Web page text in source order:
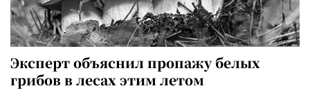
Эксперт объяснил пропажу белых
грибов в лесах этим летом